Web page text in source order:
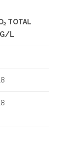
2 TOTAL
L